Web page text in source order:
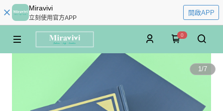
Miravivi
立刻使用官方APP
開啟APP
0
1/7